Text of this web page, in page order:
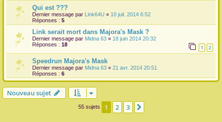
Qui est ???
Dernier message par Link64U « 10 juil. 2014 6:52
Réponses : 5
Link serait mort dans Majora's Mask ?
Dernier message par Midna 63 « 18 juin 2014 20:32
Réponses : 18 1 2
Speedrun Majora's Mask
Dernier message par Midna 63 « 21 avr. 2014 20:51
Réponses : 6
Nouveau sujet
55 sujets 1 2 3